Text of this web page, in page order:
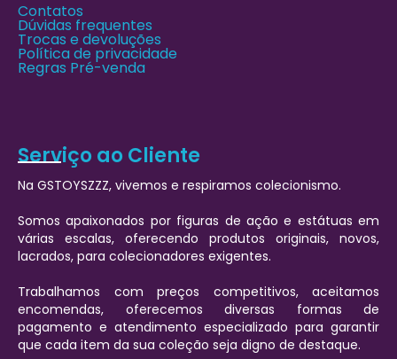
Contatos
Dúvidas frequentes
Trocas e devoluções
Política de privacidade
Regras Pré-venda
Serviço ao Cliente
Na GSTOYSZZZ, vivemos e respiramos colecionismo.
Somos apaixonados por figuras de ação e estátuas em
várias escalas, oferecendo produtos originais, novos,
lacrados, para colecionadores exigentes.
Trabalhamos com preços competitivos, aceitamos
encomendas, oferecemos diversas formas de
pagamento e atendimento especializado para garantir
que cada item da sua coleção seja digno de destaque.